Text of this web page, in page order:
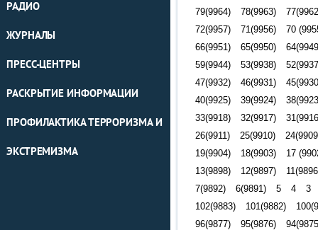
РАДИО
ЖУРНАЛЫ
ПРЕСС-ЦЕНТРЫ
РАСКРЫТИЕ ИНФОРМАЦИИ
ПРОФИЛАКТИКА ТЕРРОРИЗМА И
ЭКСТРЕМИЗМА
79(9964)
78(9963)
72(9957)
71(9956)
70
66(9951)
65(9950)
59(9944)
53(9938)
47(9932)
46(9931)
40(9925)
39(9924)
33(9918)
32(9917)
26(9911)
25(9910)
19(9904)
18(9903)
17
13(9898)
12(9897)
7(9892)
6(9891) 5 4
3
102(9883)
101(9882)
96(9877)
95(9876)